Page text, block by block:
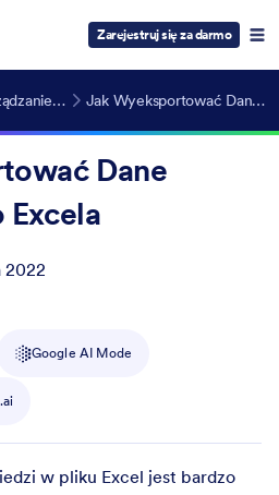
Zarejestruj się za darmo
Zarządzanie Formularzami Jak Wyeksportować Dane Formularza do Excela
Dane
Excela
2022
Google AI Mode
w pliku Excel jest bardzo